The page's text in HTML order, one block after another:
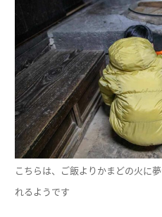
こちらは、ご飯よりかまどの火に
れるようです